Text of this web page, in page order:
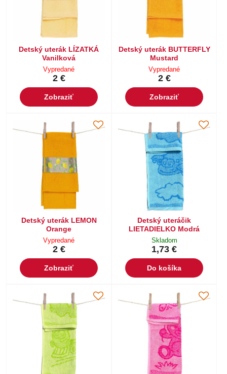
Detský uterák LÍZATKÁ
Vanilková
Vypredané
2 €
Zobraziť
Detský uterák BUTTERFLY
Mustard
Vypredané
2 €
Zobraziť
Detský uterák LEMON
Orange
Vypredané
2 €
Zobraziť
Detský uteráčik
LIETADIELKO Modrá
Skladom
1,73 €
Do košíka